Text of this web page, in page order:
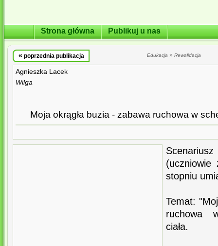
Strona główna Publikuj u nas
« poprzednia publikacja Edukacja » Rewalidacja
Agnieszka Lacek
Wilga
Moja okrągła buzia - zabawa ruchowa w
(uczniowie
stopniu
Temat:
ruchowa
ciała.